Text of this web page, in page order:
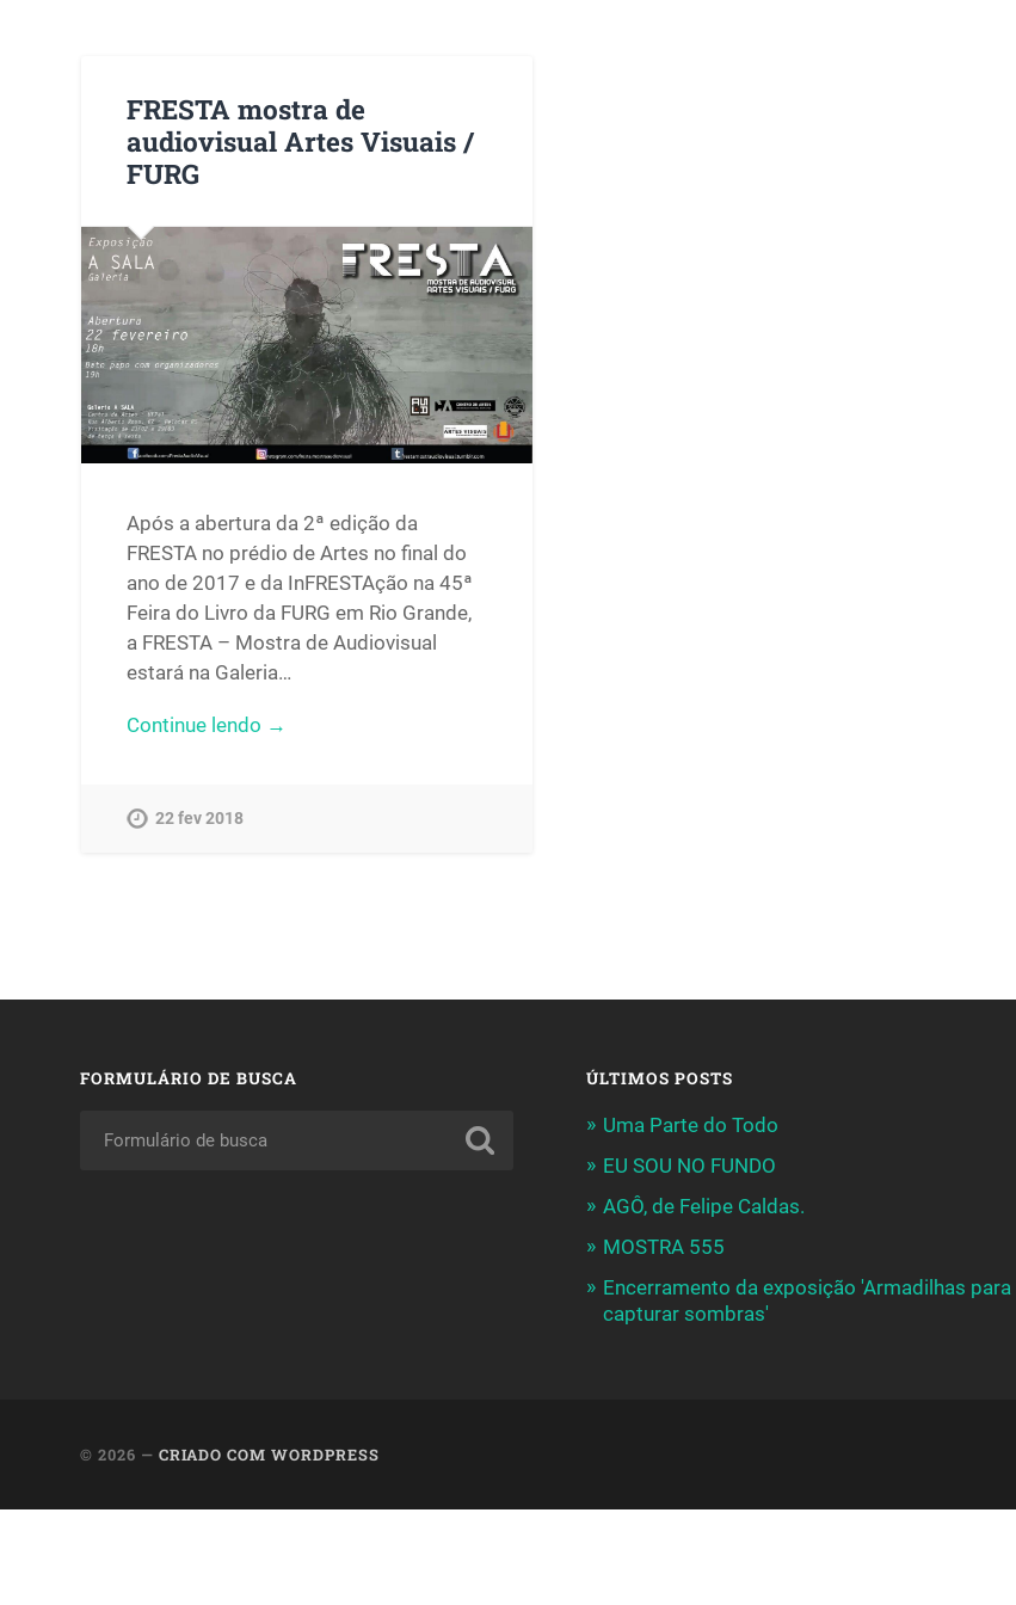
FRESTA mostra de
audiovisual Artes Visuais /
FURG
Após a abertura da 2ª edição da
FRESTA no prédio de Artes no final do
ano de 2017 e da InFRESTAção na 45ª
Feira do Livro da FURG em Rio Grande,
a FRESTA – Mostra de Audiovisual
estará na Galeria…
Continue lendo →
22 fev 2018
FORMULÁRIO DE BUSCA ÚLTIMOS POSTS
Uma Parte do Todo
EU SOU NO FUNDO
AGÔ, de Felipe Caldas.
MOSTRA 555
Encerramento da exposição 'Armadilhas para
capturar sombras'
© 2026 —CRIADO COM WORDPRESS